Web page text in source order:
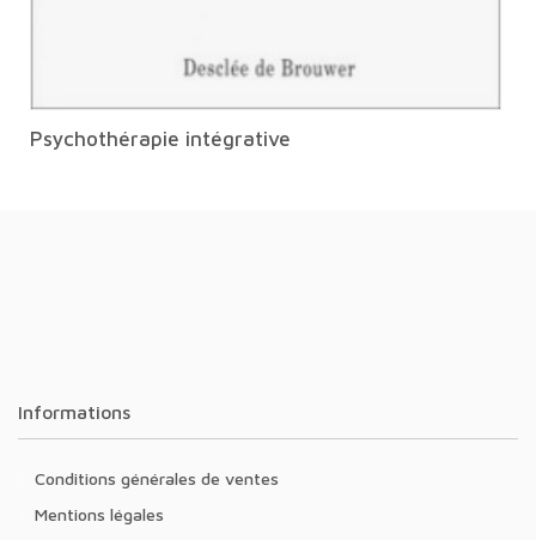
Psychothérapie intégrative
Informations
Conditions générales de ventes
Mentions légales